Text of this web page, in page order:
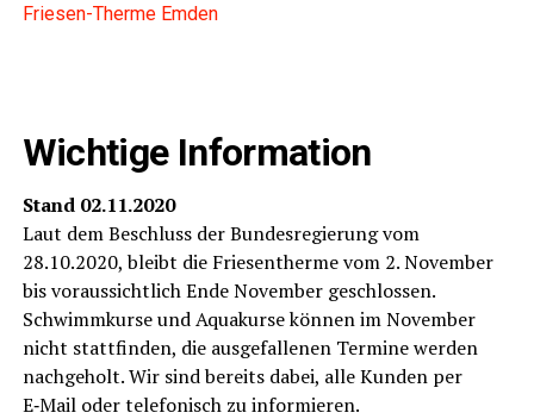
Frie­sen-Ther­me Emden
Wich­ti­ge Information
Stand 02.11.2020
Laut dem Beschluss der Bun­des­re­gie­rung vom
28.10.2020, bleibt die Frie­sen­ther­me vom 2. Novem­ber
bis vor­aus­sicht­lich Ende Novem­ber geschlos­sen.
Schwimm­kur­se und Aqua­kur­se kön­nen im Novem­ber
nicht statt­fin­den, die aus­ge­fal­le­nen Ter­mi­ne wer­den
nach­ge­holt. Wir sind bereits dabei, alle Kun­den per
E‑Mail oder tele­fo­nisch zu informieren.